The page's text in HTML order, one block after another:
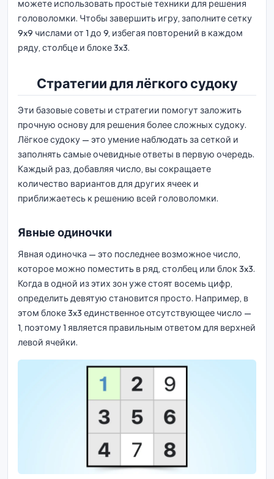
можете использовать простые техники для решения
головоломки. Чтобы завершить игру, заполните сетку
9x9 числами от 1 до 9, избегая повторений в каждом
ряду, столбце и блоке 3x3.
Стратегии для лёгкого судоку
Эти базовые советы и стратегии помогут заложить
прочную основу для решения более сложных судоку.
Лёгкое судоку — это умение наблюдать за сеткой и
заполнять самые очевидные ответы в первую очередь.
Каждый раз, добавляя число, вы сокращаете
количество вариантов для других ячеек и
приближаетесь к решению всей головоломки.
Явные одиночки
Явная одиночка — это последнее возможное число,
которое можно поместить в ряд, столбец или блок 3x3.
Когда в одной из этих зон уже стоят восемь цифр,
определить девятую становится просто. Например, в
этом блоке 3x3 единственное отсутствующее число —
1, поэтому 1 является правильным ответом для верхней
левой ячейки.